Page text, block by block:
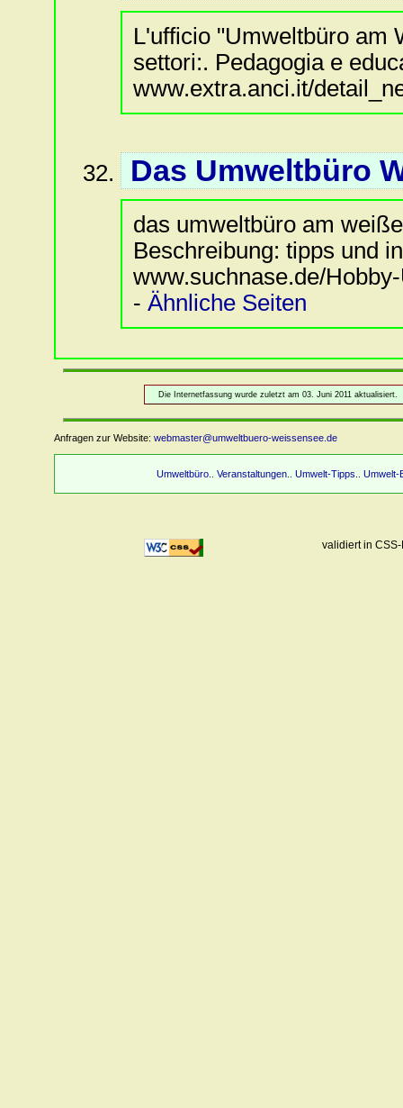
L'ufficio "Umweltbüro am
settori:. Pedagogia e
www.extra.anci.it/
Das Umweltbüro
das umweltbüro am
Beschreibung: tipps und
www.suchnase.de/
- Ähnliche Seiten
Die Internetfassung wurde zuletzt am 03. Juni 2011 aktualisiert.
Anfragen zur Website: webmaster@umweltbuero-weissensee.de
Umweltbüro Veranstaltungen Umwelt-Tipps Umwelt-
validiert in